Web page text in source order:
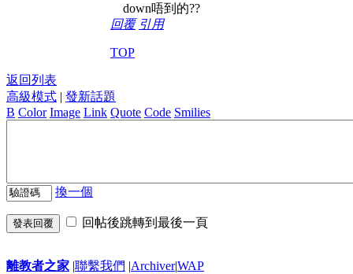
down唔到的??
回覆 引用
TOP
返回列表
高級模式 | 發新話題
B Color Image Link Quote Code Smilies
換一個
發表回覆 回帖後跳轉到最後一頁
離教者之家 |聯繫我們 |Archiver|WAP